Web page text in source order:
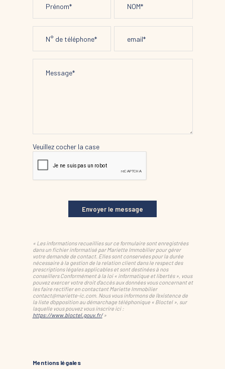
Veuillez cocher la case
Envoyer le message
« Les informations recueillies sur ce formulaire sont enregistrées
dans un fichier informatisé par Mariette Immobilier pour gérer
votre demande de contact. Elles sont conservées pour la durée
nécessaire à la gestion de la relation client dans le respect des
prescriptions légales applicables et sont destinées à nos
conseillers Conformément à la loi « informatique et libertés », vous
pouvez exercer votre droit d'accès aux données vous concernant et
les faire rectifier en contactant Mariette Immobilier
contact@mariette-ic.com. Nous vous informons de l'existence de
la liste d'opposition au démarchage téléphonique « Bloctel », sur
laquelle vous pouvez vous inscrire ici :
https://www.bloctel.gouv.fr/»
Mentions légales